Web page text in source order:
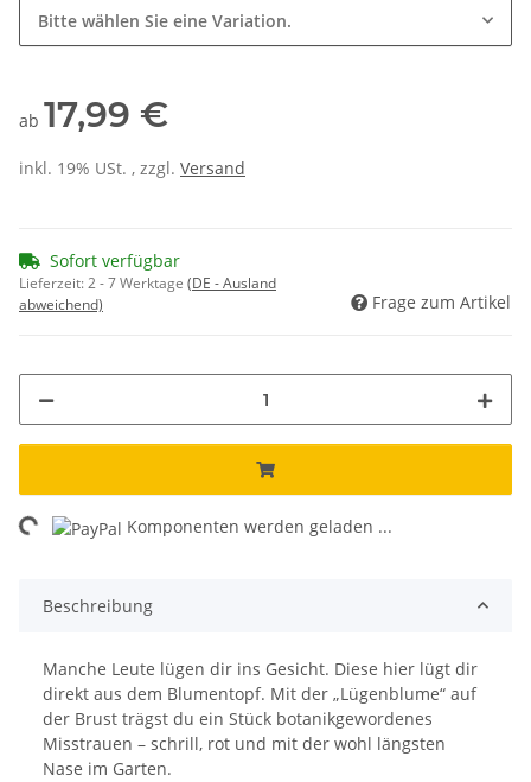
Bitte wählen Sie eine Variation.
ab 17,99 €
inkl. 19% USt. , zzgl. Versand
Sofort verfügbar
Lieferzeit:2 - 7 Werktage (DE - Ausland
abweichend)
Frage zum Artikel
Komponenten werden geladen ...
Beschreibung
Manche Leute lügen dir ins Gesicht. Diese hier lügt dir
direkt aus dem Blumentopf. Mit der „Lügenblume“ auf
der Brust trägst du ein Stück botanikgewordenes
Misstrauen – schrill, rot und mit der wohl längsten
Nase im Garten.